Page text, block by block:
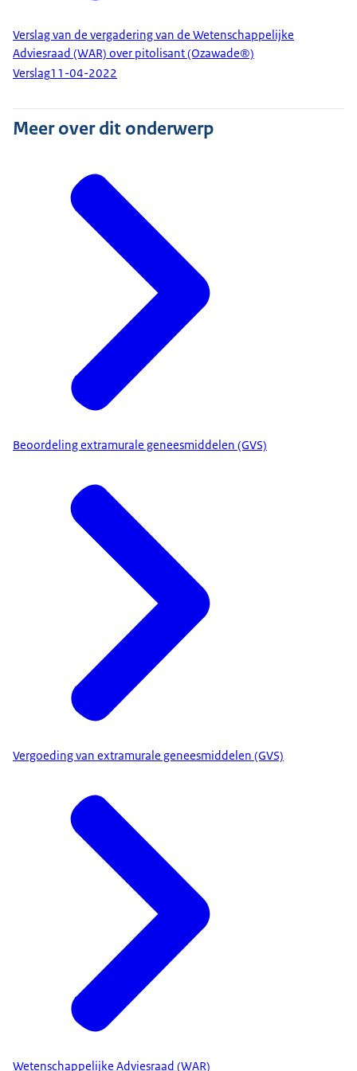
ontvangen, gaan we aan de slag.
We beantwoorden vragen als:
Hoe ernstig is de ziekte?
Hoe goed werkt het medicijn?
En, wat kost het ten opzichte van wat het
oplevert voor de patiënt?
vergelijken we ze met elkaar.
Soms blijkt tijdens de beoordeling dat er
onzekerheid is over hoe lang de ziekte wegblijft.
Of dat het niet bij alle patiënten lijkt te werken. We
adviseren dan over wie het medicijn moet krijgen.
Soms is het medicijn heel duur. Vergoeding
hiervan kan dan ten koste gaan van zorg voor
andere patiënten. We adviseren dan om over de
prijs te onderhandelen.
Bij de beoordeling betrekken we
zorgverzekeraars. En we krijgen advies van twee
Adviescommissie Pakket.
We wegen alle feiten en onzekerheden tegen
elkaar af in ons advies. De minister besluit
uiteindelijk of het medicijn vergoed wordt uit het
Zo besteden we het geld voor de zorg, waar
iedereen aan meebetaalt, aan goede medicijnen
die het geld waard zijn.
[Van goede zorg verzekerd]
[Niet meer dan nodig, niet minder dan
[www.zorginstituutnederland.nl]
Verslag van de vergadering van de Wetenschappelijke
Adviesraad (WAR) over pitolisant (Ozawade®)
Verslag11-04-2022
Meer over dit onderwerp
Beoordeling extramurale geneesmiddelen (GVS)
Vergoeding van extramurale geneesmiddelen (GVS)
Wetenschappelijke Adviesraad (WAR)